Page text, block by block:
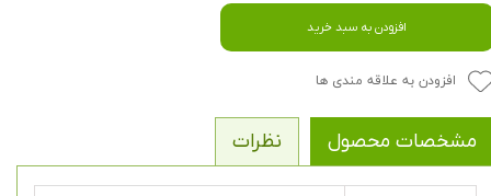
افزودن به سبد خرید
افزودن به علاقه مندی ها
مشخصات محصول نظرات